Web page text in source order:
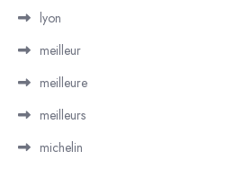
lyon
meilleur
meilleure
meilleurs
michelin